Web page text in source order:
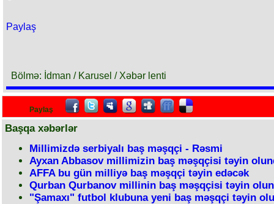
Paylaş
Bölmə: İdman / Karusel / Xəbər lenti
Paylaş
Başqa xəbərlər
Millimizdə serbiyalı baş məşqçi - Rəsmi
Ayxan Abbasov millimizin baş məşqçisi təyin
AFFA bu gün milliyə baş məşqçi təyin edəcək
Qurban Qurbanov millinin baş məşqçisi təyin
"Şamaxı" futbol klubuna yeni baş məşqçi təyin